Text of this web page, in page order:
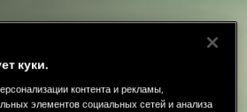
куки.
контента и рекламы,
элементов социальных сетей и анализа